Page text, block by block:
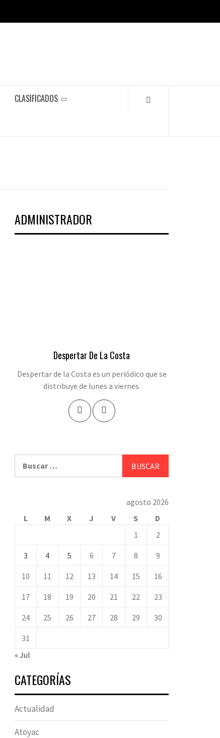
CLASIFICADOS
ADMINISTRADOR
Despertar De La Costa
Despertar de la Costa es un periódico que se
distribuye de lunes a viernes.
agosto 2026
L
M X J V S
D
1
2
3 4 5 6 7 8 9
10 11 12 13 14 15 16
17 18 19 20 21 22 23
24 25 26 27 28 29 30
31
« Jul
CATEGORÍAS
Actualidad
Atoyac